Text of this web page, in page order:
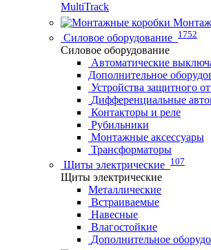
MultiTrack
Силовое оборудование 1752
Силовое оборудование
Автоматические
Дополнительное
Устройства защитного
Дифференциальные
Контакторы и реле
Рубильники
Монтажные аксессуары
Трансформаторы
Щиты электрические 107
Щиты электрические
Металлические
Встраиваемые
Навесные
Влагостойкие
Дополнительное